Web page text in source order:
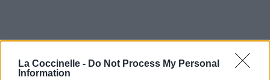
La Coccinelle - Do Not Process My Personal
Information